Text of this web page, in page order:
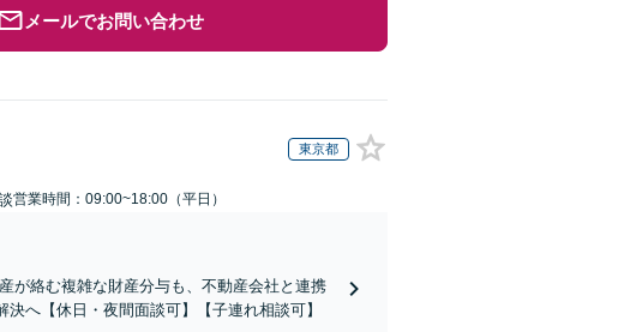
メールでお問い合わせ
東京都
営業時間：09:00~18:00（平日）
が絡む複雑な財産分与も、不動産会社と連携
へ【休日・夜間面談可】【子連れ相談可】